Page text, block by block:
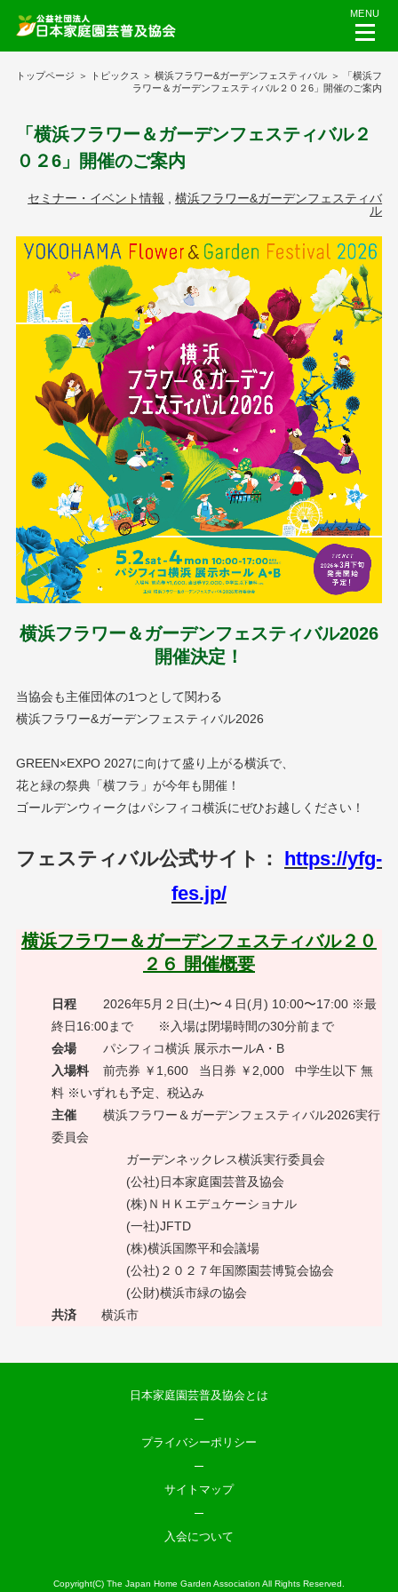
MENU
トップページ トピックス 横浜フラワー&ガーデンフェスティバル
「横浜フ
ラワー＆ガーデンフェスティバル２０２6」開催のご案内
「横浜フラワー＆ガーデンフェスティバル２
０２6」開催のご案内
セミナー・イベント情報 ,横浜フラワー&ガーデンフェスティバ
ル
横浜フラワー＆ガーデンフェスティバル2026
開催決定！
当協会も主催団体の1つとして関わる
横浜フラワー&ガーデンフェスティバル2026
GREEN×EXPO 2027に向けて盛り上がる横浜で、
花と緑の祭典「横フラ」が今年も開催！
ゴールデンウィークはパシフィコ横浜にぜひお越しください！
フェスティバル公式サイト： https://yfg-
fes.jp/
横浜フラワー＆ガーデンフェスティバル２０
２６ 開催概要
日程2026年5月２日(土)〜４日(月) 10:00〜17:00 ※最
終日16:00まで ※入場は閉場時間の30分前まで
会場パシフィコ横浜 展示ホールA・B
入場料前売券 ￥1,600 当日券 ￥2,000 中学生以下 無
料 ※いずれも予定、税込み
主催
横浜フラワー＆ガーデンフェスティバル2026実行
委員会
ガーデンネックレス横浜実行委員会
(公社)日本家庭園芸普及協会
(株)ＮＨＫエデュケーショナル
(一社)JFTD
(株)横浜国際平和会議場
(公社)２０２７年国際園芸博覧会協会
(公財)横浜市緑の協会
共済横浜市
日本家庭園芸普及協会とは
プライバシーポリシー
サイトマップ
入会について
Copyright(C) The Japan Home Garden Association All Rights Reserved.